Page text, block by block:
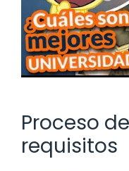
Proceso
requisitos